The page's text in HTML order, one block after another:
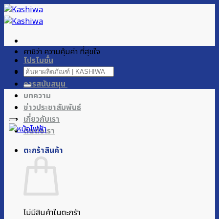
ข้าม
ไป
เนื้อหา
โปรโมชั่น
ผลิตภัณฑ์ของเรา
การสนับสนุน
บทความ
ข่าวประชาสัมพันธ์
เกี่ยวกับเรา
ติดต่อเรา
ตะกร้าสินค้า
ไม่มีสินค้าในตะกร้า
คาชิว่า ความคุ้มค่า ที่สุขใจ
ค้นหา: